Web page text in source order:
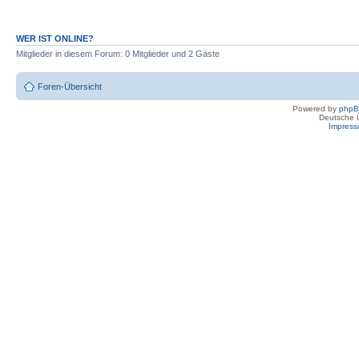
WER IST ONLINE?
Mitglieder in diesem Forum: 0 Mitglieder und 2 Gäste
Foren-Übersicht
Powered by
Deutsche